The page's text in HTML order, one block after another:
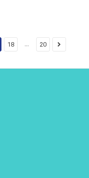
18 ... 20